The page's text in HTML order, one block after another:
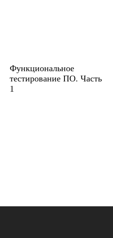
Функциональное
тестирование ПО. Часть
1